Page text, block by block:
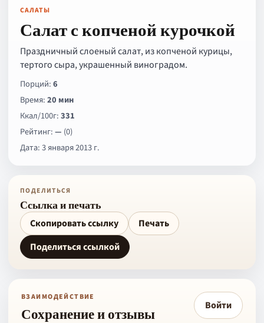
САЛАТЫ
Салат с копченой курочкой
Праздничный слоеный салат, из копченой курицы,
тертого сыра, украшенный виноградом.
Порций:6
Время:20 мин
Ккал/100г:331
Рейтинг:— (0)
Дата: 3 января 2013 г.
ПОДЕЛИТЬСЯ
Ссылка и печать
Скопировать ссылку
Печать
Поделиться ссылкой
ВЗАИМОДЕЙСТВИЕ
Сохранение и отзывы Войти